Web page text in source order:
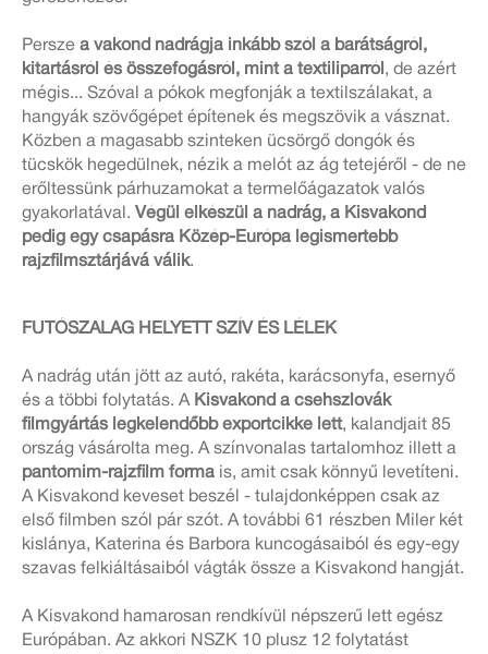
Persze a vakond nadrágja inkább szól a barátságról,
kitartásról és összefogásról, mint a textiliparról , de azért
mégis... Szóval a pókok megfonják a textilszálakat, a
hangyák szövőgépet építenek és megszövik a vásznat.
Közben a magasabb szinteken ücsörgő dongók és
tücskök hegedülnek, nézik a melót az ág tetejéről - de ne
erőltessünk párhuzamokat a termelőágazatok valós
gyakorlatával. Végül elkészül a nadrág, a Kisvakond
pedig egy csapásra Közép-Európa legismertebb
rajzfilmsztárjává válik.
FUTÓSZALAG HELYETT SZÍV ÉS LÉLEK
A nadrág után jött az autó, rakéta, karácsonyfa, esernyő
és a többi folytatás. A Kisvakond a csehszlovák
filmgyártás legkelendőbb exportcikke lett, kalandjait 85
ország vásárolta meg. A színvonalas tartalomhoz illett a
pantomim-rajzfilm forma is, amit csak könnyű levetíteni.
A Kisvakond keveset beszél - tulajdonképpen csak az
első filmben szól pár szót. A további 61 részben Miler két
kislánya, Katerina és Barbora kuncogásaiból és egy-egy
szavas felkiáltásaiból vágták össze a Kisvakond hangját.
A Kisvakond hamarosan rendkívül népszerű lett egész
Európában. Az akkori NSZK 10 plusz 12 folytatást